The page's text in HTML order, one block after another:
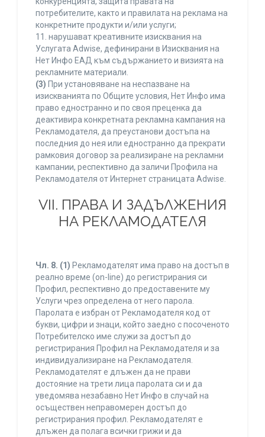
потребителите, както и правилата на реклама на
конкретните продукти и/или услуги;
11. нарушават креативните изисквания на
Услугата Adwise, дефинирани в Изисквания на
Нет Инфо ЕАД към съдържанието и визията на
рекламните материали.
(3) При установяване на неспазване на
изискванията по Общите условия, Нет Инфо има
право едностранно и по своя преценка да
деактивира конкретната рекламна кампания на
Рекламодателя, да преустанови достъпа на
последния до нея или едностранно да прекрати
рамковия договор за реализиране на рекламни
кампании, респективно да заличи Профила на
Рекламодателя от Интернет страницата Adwise.
VII. ПРАВА И ЗАДЪЛЖЕНИЯ
НА РЕКЛАМОДАТЕЛЯ
Чл. 8. (1) Рекламодателят има право на достъп в
реално време (on-line) до регистрирания си
Профил, респективно до предоставените му
Услуги чрез определена от него парола.
Паролата е избран от Рекламодателя код от
букви, цифри и знаци, който заедно с посоченото
Потребителско име служи за достъп до
регистрирания Профил на Рекламодателя и за
индивидуализиране на Рекламодателя.
Рекламодателят е длъжен да не прави
достояние на трети лица паролата си и да
уведомява незабавно Нет Инфо в случай на
осъществен неправомерен достъп до
регистрирания профил. Рекламодателят е
длъжен да полага всички грижи и да